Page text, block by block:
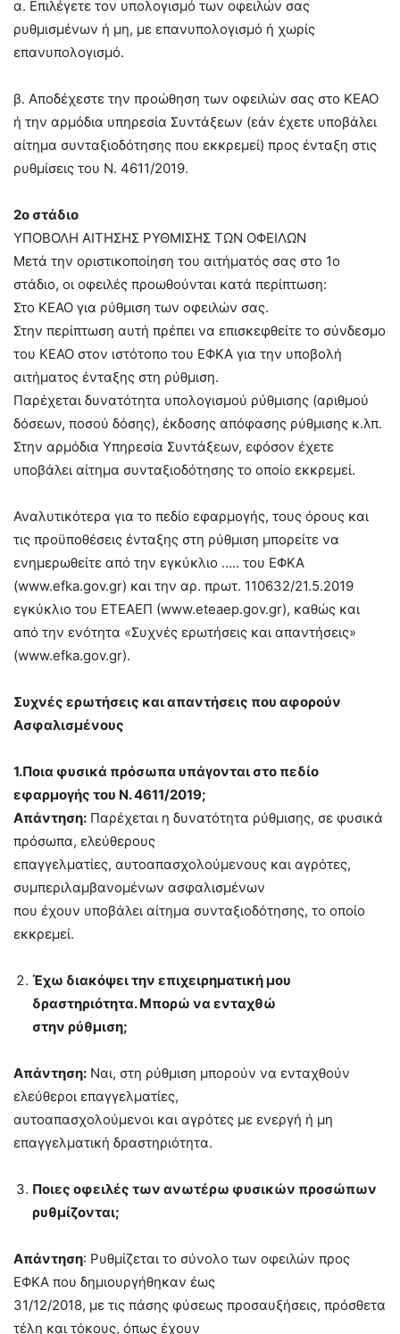
α. Επιλέγετε τον υπολογισμό των οφειλών σας
ρυθμισμένων ή μη, με επανυπολογισμό ή χωρίς
επανυπολογισμό.
β. Αποδέχεστε την προώθηση των οφειλών σας στο ΚΕΑΟ
ή την αρμόδια υπηρεσία Συντάξεων (εάν έχετε υποβάλει
αίτημα συνταξιοδότησης που εκκρεμεί) προς ένταξη στις
ρυθμίσεις του Ν. 4611/2019.
2ο στάδιο
ΥΠΟΒΟΛΗ ΑΙΤΗΣΗΣ ΡΥΘΜΙΣΗΣ ΤΩΝ ΟΦΕΙΛΩΝ
Μετά την οριστικοποίηση του αιτήματός σας στο 1ο
στάδιο, οι οφειλές προωθούνται κατά περίπτωση:
Στο ΚΕΑΟ για ρύθμιση των οφειλών σας.
Στην περίπτωση αυτή πρέπει να επισκεφθείτε το σύνδεσμο
του ΚΕΑΟ στον ιστότοπο του ΕΦΚΑ για την υποβολή
αιτήματος ένταξης στη ρύθμιση.
Παρέχεται δυνατότητα υπολογισμού ρύθμισης (αριθμού
δόσεων, ποσού δόσης), έκδοσης απόφασης ρύθμισης κ.λπ.
Στην αρμόδια Υπηρεσία Συντάξεων, εφόσον έχετε
υποβάλει αίτημα συνταξιοδότησης το οποίο εκκρεμεί.
Αναλυτικότερα για το πεδίο εφαρμογής, τους όρους και
τις προϋποθέσεις ένταξης στη ρύθμιση μπορείτε να
ενημερωθείτε από την εγκύκλιο ….. του ΕΦΚΑ
(www.efka.gov.gr) και την αρ. πρωτ. 110632/21.5.2019
εγκύκλιο του ΕΤΕΑΕΠ (www.eteaep.gov.gr), καθώς και
από την ενότητα «Συχνές ερωτήσεις και απαντήσεις»
(www.efka.gov.gr).
Συχνές ερωτήσεις και απαντήσεις που αφορούν
Ασφαλισμένους
1.Ποια φυσικά πρόσωπα υπάγονται στο πεδίο
εφαρμογής του Ν. 4611/2019;
Απάντηση: Παρέχεται η δυνατότητα ρύθμισης, σε φυσικά
πρόσωπα, ελεύθερους
επαγγελματίες, αυτοαπασχολούμενους και αγρότες,
συμπεριλαμβανομένων ασφαλισμένων
που έχουν υποβάλει αίτημα συνταξιοδότησης, το οποίο
εκκρεμεί.
Έχω διακόψει την επιχειρηματική μου
δραστηριότητα. Μπορώ να ενταχθώ
στην ρύθμιση;
Απάντηση: Ναι, στη ρύθμιση μπορούν να ενταχθούν
ελεύθεροι επαγγελματίες,
αυτοαπασχολούμενοι και αγρότες με ενεργή ή μη
επαγγελματική δραστηριότητα.
Ποιες οφειλές των ανωτέρω φυσικών προσώπων
ρυθμίζονται;
Απάντηση: Ρυθμίζεται το σύνολο των οφειλών προς
ΕΦΚΑ που δημιουργήθηκαν έως
31/12/2018, με τις πάσης φύσεως προσαυξήσεις, πρόσθετα
τέλη και τόκους, όπως έχουν